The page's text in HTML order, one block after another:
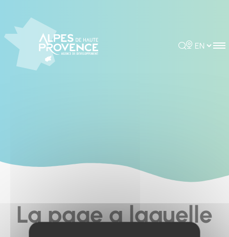
Rechercher
Choisir la
La page a laquelle